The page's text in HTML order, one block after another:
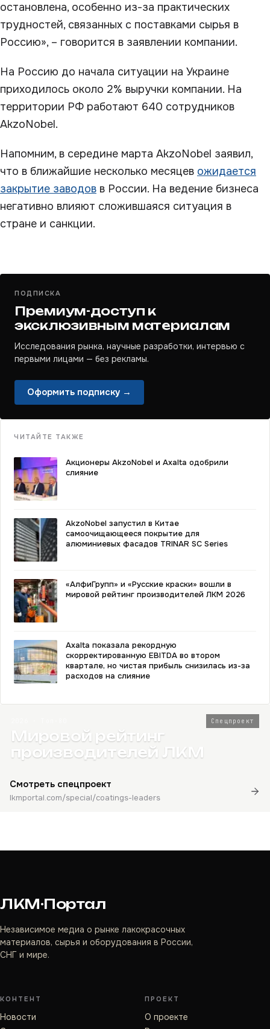
остановлена, особенно из-за практических
трудностей, связанных с поставками сырья в
Россию», – говорится в заявлении компании.
На Россию до начала ситуации на Украине
приходилось около 2% выручки компании. На
территории РФ работают 640 сотрудников
AkzoNobel.
Напомним, в середине марта AkzoNobel заявил,
что в ближайшие несколько месяцев ожидается
закрытие заводов в России. На ведение бизнеса
негативно влияют сложившаяся ситуация в
стране и санкции.
ПОДПИСКА
Премиум-доступ к
эксклюзивным материалам
Исследования рынка, научные разработки, интервью с
первыми лицами — без рекламы.
Оформить подписку →
ЧИТАЙТЕ ТАКЖЕ
Акционеры AkzoNobel и Axalta одобрили
слияние
AkzoNobel запустил в Китае
самоочищающееся покрытие для
алюминиевых фасадов TRINAR SC Series
«АлфиГрупп» и «Русские краски» вошли в
мировой рейтинг производителей ЛКМ 2026
Axalta показала рекордную
скорректированную EBITDA во втором
квартале, но чистая прибыль снизилась из-за
расходов на слияние
Спецпроект
Мировой рейтинг
производителей ЛКМ
Смотреть спецпроект
lkmportal.com/special/coatings-leaders
ЛКМ·Портал
Независимое медиа о рынке лакокрасочных
материалов, сырья и оборудования в России,
СНГ и мире.
КОНТЕНТ
Новости
ПРОЕКТ
О проекте